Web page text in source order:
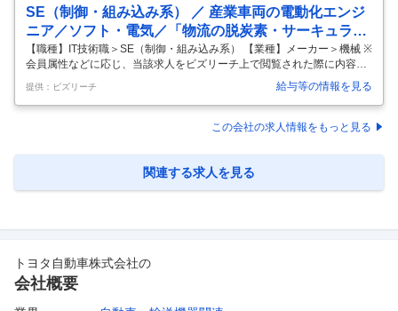
SE（制御・組み込み系） ／ 産業車両の電動化エンジ
ニア／ソフト・電気／「物流の脱炭素・サーキュラー
エコノミーに貢献」
【職種】IT技術職＞SE（制御・組み込み系） 【業種】メーカー＞機械 ※
会員属性などに応じ、当該求人をビズリーチ上で閲覧された際に内容が
異なる場合があります ■豊田自動織機について 株式会社豊田自動織機
は、今年100周年を迎えるトヨタグループの源流企業です。売上高約4.3
兆円、従業員数8万人以上、グローバルに事業を展開しています。 事業
領域は「産業用車両」「物流ソリューション」「完成車」「自動車部
数有しています。 特に今回募集をかけておりますトヨタL&Fカンパニー
では、お客様の物流の自動化・省人化をサポートする物流機器・システ
提供：ビズリーチ 給与等の情報を見る
この会社の求人情報をもっと見る
関連する求人を見る
トヨタ自動車株式会社の
会社概要